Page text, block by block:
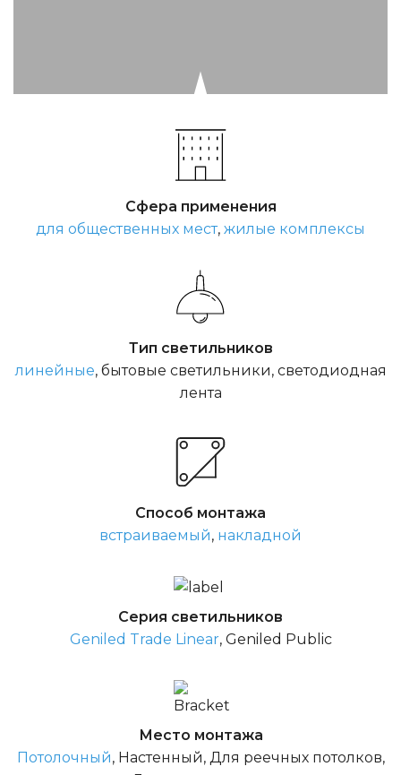
Сфера применения
для общественных мест, жилые комплексы
Тип светильников
линейные, бытовые светильники, светодиодная
лента
Способ монтажа
встраиваемый, накладной
Серия светильников
Geniled Trade Linear, Geniled Public
Место монтажа
Потолочный, Настенный, Для реечных потолков,